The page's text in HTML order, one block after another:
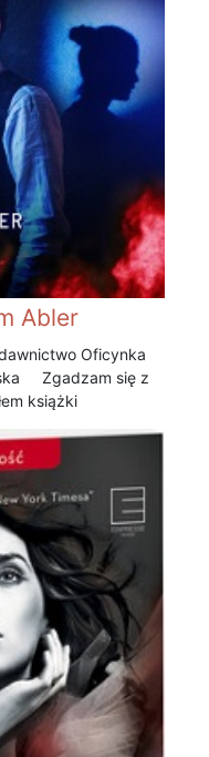
Abler
Oficynka
Zgadzam się z
książki